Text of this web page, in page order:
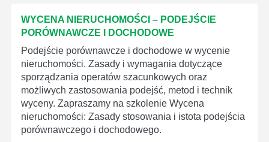
WYCENA NIERUCHOMOŚCI – PODEJŚCIE
PORÓWNAWCZE I DOCHODOWE
Podejście porównawcze i dochodowe w wycenie
nieruchomości. Zasady i wymagania dotyczące
sporządzania operatów szacunkowych oraz
możliwych zastosowania podejść, metod i technik
wyceny. Zapraszamy na szkolenie Wycena
nieruchomości: Zasady stosowania i istota podejścia
porównawczego i dochodowego.